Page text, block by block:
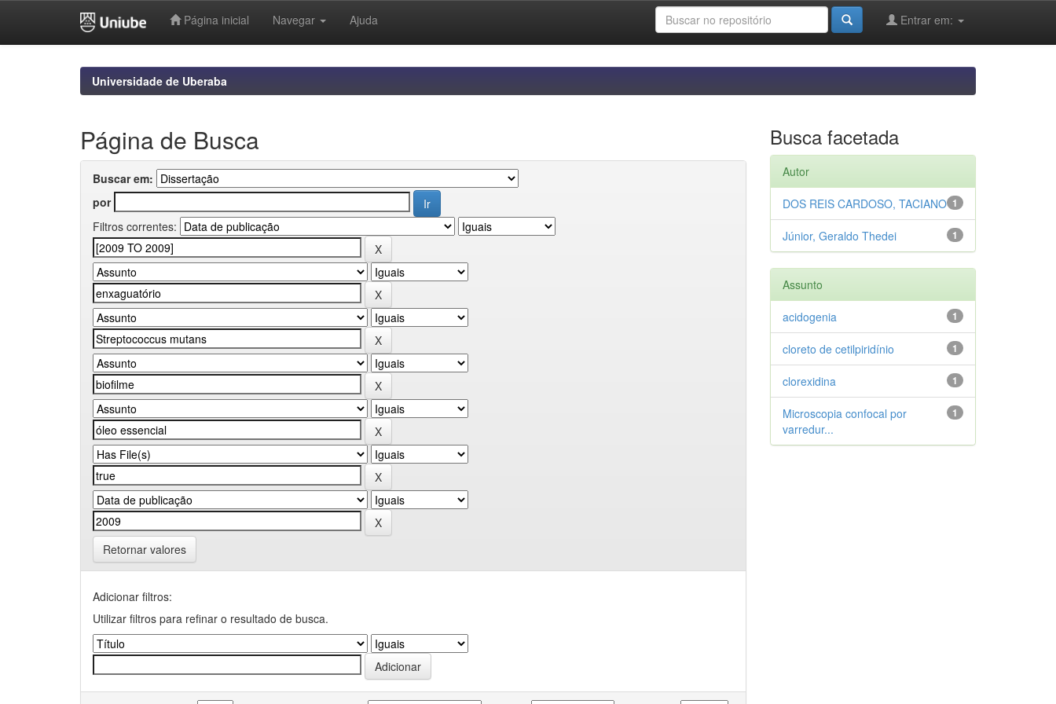
Página inicial Navegar Ajuda Entrar em:
Universidade de Uberaba
Página de Busca
Buscar em:
por
Filtros correntes:
Retornar valores
Adicionar filtros:
Utilizar filtros para refinar o resultado de busca.
Busca facetada
Autor
1
DOS REIS CARDOSO, TACIANO
1
Júnior, Geraldo Thedei
Assunto
1
acidogenia
1
cloreto de cetilpiridínio
1
clorexidina
1
Microscopia confocal por
varredur...